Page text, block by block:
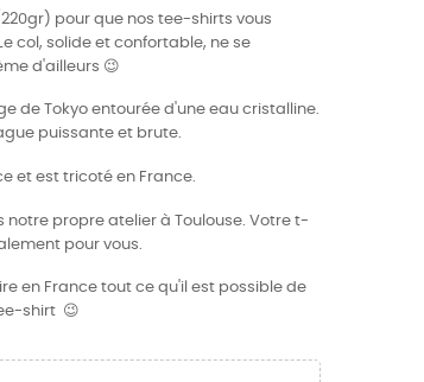
pour que nos tee-shirts vous
col, solide et confortable, ne se
d'ailleurs 😉
de Tokyo entourée d'une eau cristalline.
puissante et brute.
et est tricoté en France.
propre atelier à Toulouse. Votre t-
pour vous.
en France tout ce qu'il est possible de
shirt 😉